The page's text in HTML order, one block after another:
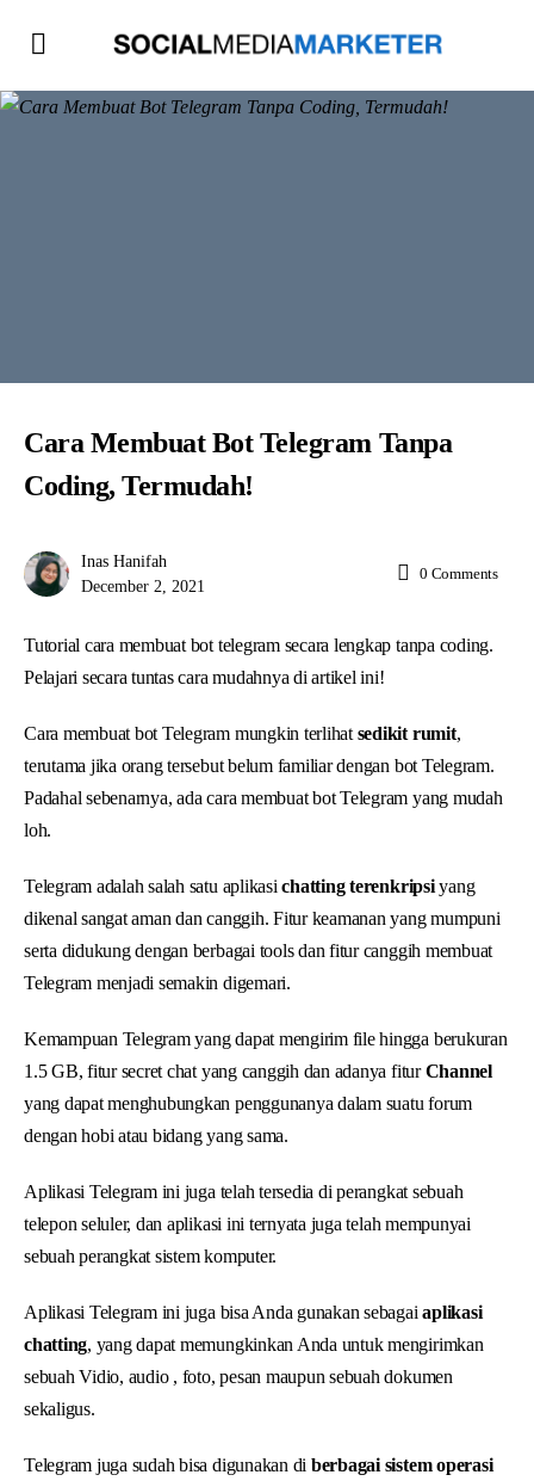
Cara Membuat Bot Telegram Tanpa
Coding, Termudah!
Inas Hanifah
December 2, 2021
0 Comments
Tutorial cara membuat bot telegram secara lengkap tanpa coding.
Pelajari secara tuntas cara mudahnya di artikel ini!
Cara membuat bot Telegram mungkin terlihat sedikit rumit,
terutama jika orang tersebut belum familiar dengan bot Telegram.
Padahal sebenarnya, ada cara membuat bot Telegram yang mudah
loh.
Telegram adalah salah satu aplikasichatting terenkripsiyang
dikenal sangat aman dan canggih. Fitur keamanan yang mumpuni
serta didukung dengan berbagai tools dan fitur canggih membuat
Telegram menjadi semakin digemari.
Kemampuan Telegram yang dapat mengirim file hingga berukuran
1.5 GB, fitur secret chat yang canggih dan adanya fiturChannel
yang dapat menghubungkan penggunanya dalam suatu forum
dengan hobi atau bidang yang sama.
Aplikasi Telegram ini juga telah tersedia di perangkat sebuah
telepon seluler, dan aplikasi ini ternyata juga telah mempunyai
sebuah perangkat sistem komputer.
Aplikasi Telegram ini juga bisa Anda gunakan sebagaiaplikasi
chatting, yang dapat memungkinkan Anda untuk mengirimkan
sebuah Vidio, audio , foto, pesan maupun sebuah dokumen
sekaligus.
Telegram juga sudah bisa digunakan di berbagai sistem operasi